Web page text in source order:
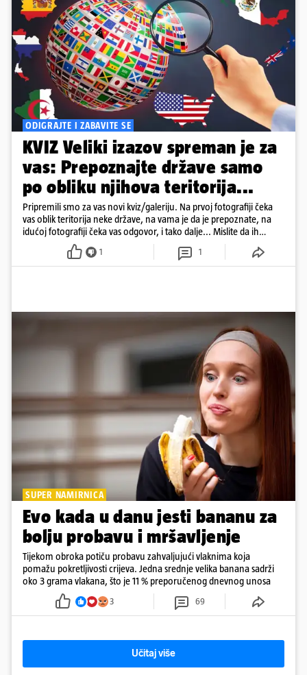
ODIGRAJTE I ZABAVITE SE
KVIZ Veliki izazov spreman je za
vas: Prepoznajte države samo
po obliku njihova teritorija...
Pripremili smo za vas novi kviz/galeriju. Na prvoj fotografiji čeka
vas oblik teritorija neke države, na vama je da je prepoznate, na
idućoj fotografiji čeka vas odgovor, i tako dalje... Mislite da ih
možete sve ispravno prepoznati? Neće vam biti lako... Odigrajte
kviz, malo se zabavite i barem na nekoliko trenutaka 'pobjegnite'
od toplinskog vala...
1 1
SUPER NAMIRNICA
Evo kada u danu jesti bananu za
bolju probavu i mršavljenje
Tijekom obroka potiču probavu zahvaljujući vlaknima koja
pomažu pokretljivosti crijeva. Jedna srednje velika banana sadrži
oko 3 grama vlakana, što je 11 % preporučenog dnevnog unosa
3 69
Učitaj više